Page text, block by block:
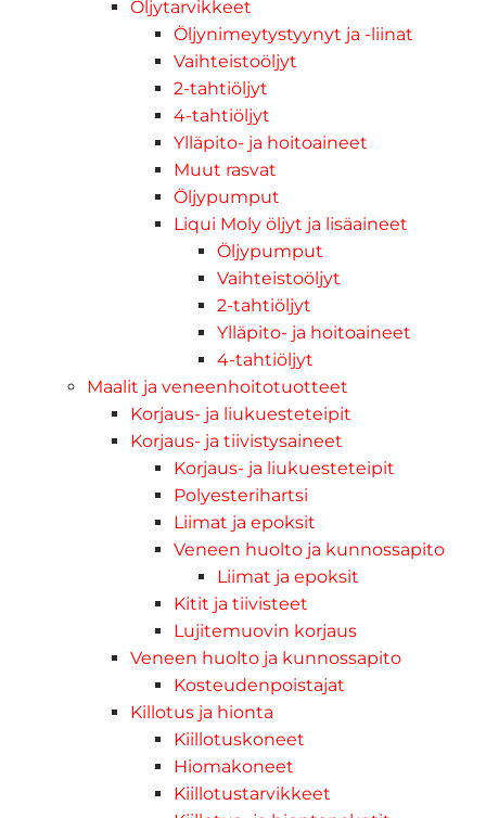
Öljytarvikkeet
Öljynimeytystyynyt ja -liinat
Vaihteistoöljyt
2-tahtiöljyt
4-tahtiöljyt
Ylläpito- ja hoitoaineet
Muut rasvat
Öljypumput
Liqui Moly öljyt ja lisäaineet
Öljypumput
Vaihteistoöljyt
2-tahtiöljyt
Ylläpito- ja hoitoaineet
4-tahtiöljyt
Maalit ja veneenhoitotuotteet
Korjaus- ja liukuesteteipit
Korjaus- ja tiivistysaineet
Korjaus- ja liukuesteteipit
Polyesterihartsi
Liimat ja epoksit
Veneen huolto ja kunnossapito
Liimat ja epoksit
Kitit ja tiivisteet
Lujitemuovin korjaus
Veneen huolto ja kunnossapito
Kosteudenpoistajat
Killotus ja hionta
Kiillotuskoneet
Hiomakoneet
Kiillotustarvikkeet